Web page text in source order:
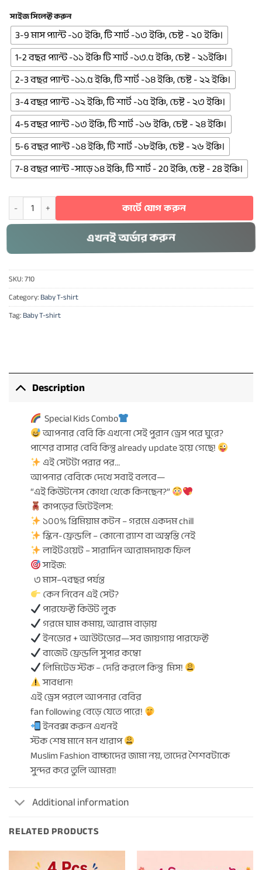
সাইজ সিলেক্ট করুন
3-9 মাস প্যান্ট -১০ ইঞ্চি, টি শার্ট -১৩ ইঞ্চি, চেষ্ট - ২০ ইঞ্চি।
1-2 বছর প্যান্ট -১১ ইঞ্চি টি শার্ট -১৩.৫ ইঞ্চি, চেষ্ট - ২১ইঞ্চি।
2-3 বছর প্যান্ট -১১.৫ ইঞ্চি, টি শার্ট -১৪ ইঞ্চি, চেষ্ট - ২২ ইঞ্চি।
3-4 বছর প্যান্ট -১২ ইঞ্চি, টি শার্ট -১৫ ইঞ্চি, চেষ্ট - ২৩ ইঞ্চি।
4-5 বছর প্যান্ট -১৩ ইঞ্চি, টি শার্ট -১৬ ইঞ্চি, চেষ্ট - ২৪ ইঞ্চি।
5-6 বছর প্যান্ট -১৪ ইঞ্চি, টি শার্ট -১৮ইঞ্চি, চেষ্ট - ২৬ ইঞ্চি।
7-8 বছর প্যান্ট -সাড়ে ১৪ ইঞ্চি, টি শার্ট - 20 ইঞ্চি, চেষ্ট - 28 ইঞ্চি।
Baby T-shirt Combo> 710 quantityকার্টে যোগ করুন
এখনই অর্ডার করুন
SKU:710
Category:Baby T-shirt
Tag:Baby T-shirt
Description
Special Kids Combo
আপনার বেবি কি এখনো সেই পুরান ড্রেস পরে ঘুরে?
পাশের বাসার বেবি কিন্তু already update হয়ে গেছে!
এই সেটটা পরার পর…
আপনার বেবিকে দেখে সবাই বলবে—
“এই কিউটনেস কোথা থেকে কিনছেন?”
কাপড়ের ডিটেইলস:
১০০% প্রিমিয়াম কটন – গরমে একদম chill
স্কিন-ফ্রেন্ডলি – কোনো র‍্যাশ বা অস্বস্তি নেই
লাইটওয়েট – সারাদিন আরামদায়ক ফিল
সাইজ:
৩ মাস–৭বছর পর্যন্ত
কেন নিবেন এই সেট?
পারফেক্ট কিউট লুক
গরমে ঘাম কমায়, আরাম বাড়ায়
ইনডোর + আউটডোর—সব জায়গায় পারফেক্ট
বাজেট ফ্রেন্ডলি সুপার কম্বো
লিমিটেড স্টক – দেরি করলে কিন্তু মিস!
সাবধান!
এই ড্রেস পরলে আপনার বেবির
fan following বেড়ে যেতে পারে!
ইনবক্স করুন এখনই
স্টক শেষ মানে মন খারাপ
Muslim Fashion বাচ্চাদের জামা নয়, তাদের শৈশবটাকে
সুন্দর করে তুলি আমরা!
Additional information
RELATED PRODUCTS